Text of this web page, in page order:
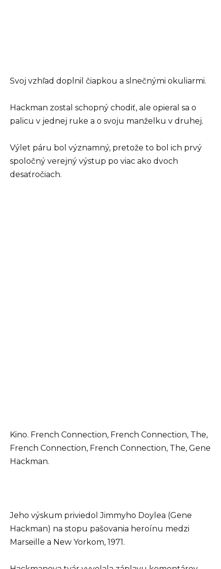
Svoj vzhľad doplnil čiapkou a slnečnými okuliarmi.
Hackman zostal schopný chodiť, ale opieral sa o
palicu v jednej ruke a o svoju manželku v druhej.
Výlet páru bol významný, pretože to bol ich prvý
spoločný verejný výstup po viac ako dvoch
desaťročiach.
Kino. French Connection, French Connection, The,
French Connection, French Connection, The, Gene
Hackman.
Jeho výskum priviedol Jimmyho Doylea (Gene
Hackman) na stopu pašovania heroínu medzi
Marseille a New Yorkom, 1971.